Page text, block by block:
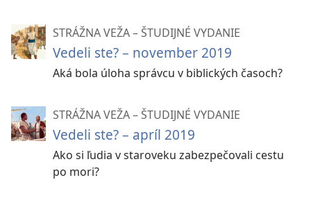
STRÁŽNA VEŽA – ŠTUDIJNÉ VYDANIE
Vedeli ste? – november 2019
Aká bola úloha správcu v biblických časoch?
STRÁŽNA VEŽA – ŠTUDIJNÉ VYDANIE
Vedeli ste? – apríl 2019
Ako si ľudia v staroveku zabezpečovali cestu
po mori?